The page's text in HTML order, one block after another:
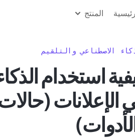
المنتج
الاصطناعي والتلقيم
استخدام
الإعلانات